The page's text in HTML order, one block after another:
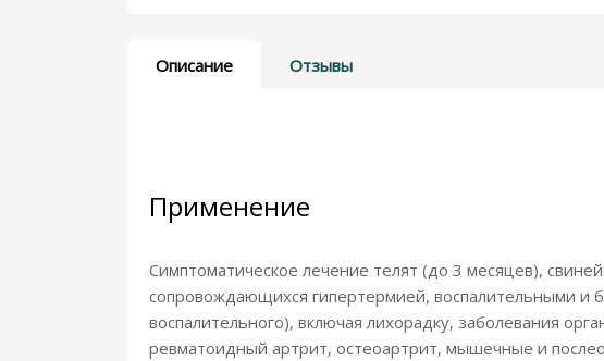
Описание Отзывы
Применение
Симптоматическое лечение телят (до 3 месяцев),
сопровождающихся гипертермией, воспалительными и
воспалительного), включая лихорадку, заболевания
ревматоидный артрит, остеоартрит, мышечные и